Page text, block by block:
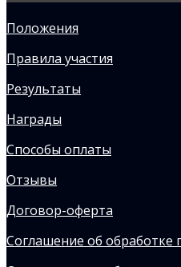
Положения
Правила участия
Результаты
Награды
Способы оплаты
Отзывы
Договор-оферта
Соглашение об обработке